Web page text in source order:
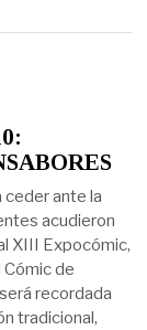
ante la
acudieron
XIII Expocómic,
Cómic de
recordada
tradicional,